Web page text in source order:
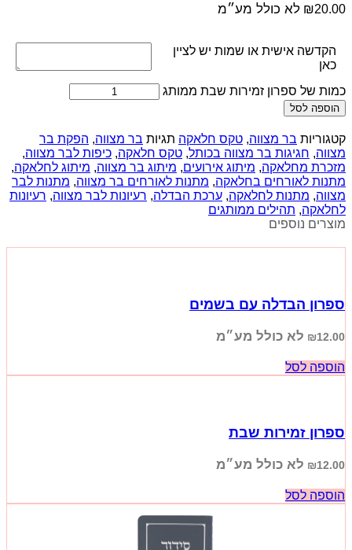
₪20.00 לא כולל מע״מ
הקדשה אישית או שמות יש לציין
כאן
כמות של ספרון זמירות שבת ממותג
הוספה לסל
קטגוריות בר מצווה, טקס חלאקה תגיות בר מצווה, הפקת בר
מצווה, חגיגות בר מצווה בכותל, טקס חלאקה, כיפות לבר מצווה,
מזכרת מחלאקה, מיתוג אירועים, מיתוג בר מצווה, מיתוג לחלאקה,
מתנות לאורחים בחלאקה, מתנות לאורחים בר מצווה, מתנות לבר
מצווה, מתנות לחלאקה, ערכת הבדלה, רעיונות לבר מצווה, רעיונות
לחלאקה, תהילים ממותגים
מוצרים נוספים
ספרון הבדלה עם בשמים
₪12.00 לא כולל מע״מ
הוספה לסל
ספרון זמירות שבת
₪12.00 לא כולל מע״מ
הוספה לסל